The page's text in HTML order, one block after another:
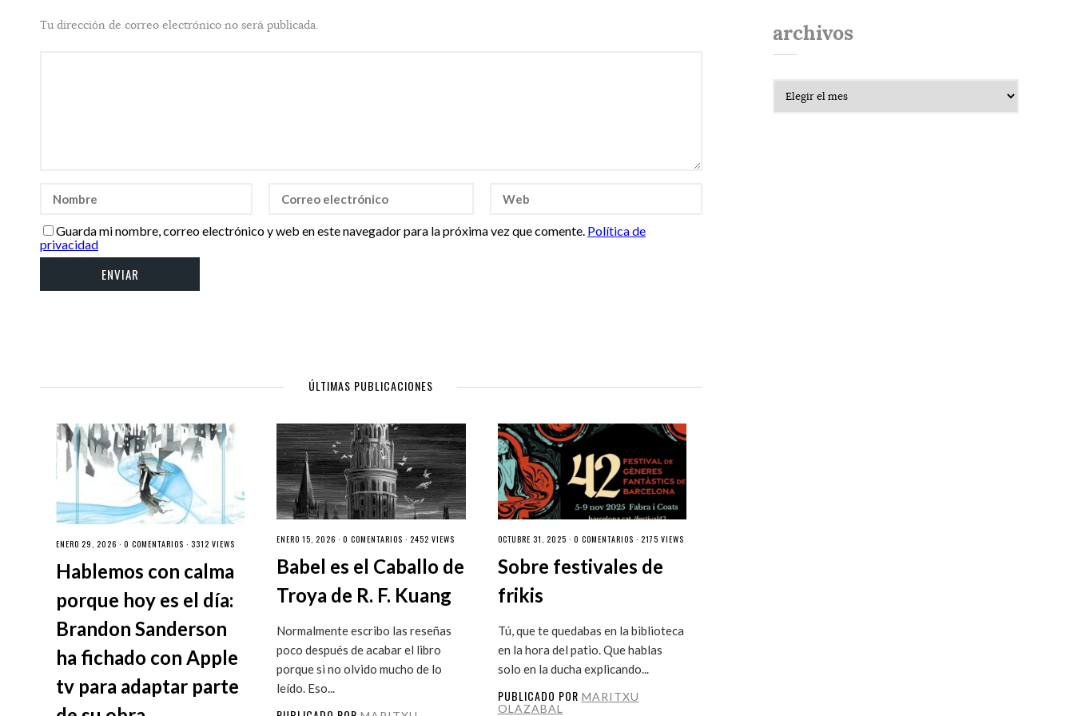
Tu dirección de correo electrónico no será publicada.
Guarda mi nombre, correo electrónico y web en este navegador para la próxima vez que comente. Política de
privacidad
ÚLTIMAS PUBLICACIONES
ENERO 29, 2026 · 0 COMENTARIOS · 3312 VIEWS
Hablemos con calma
porque hoy es el día:
Brandon Sanderson
ha fichado con Apple
tv para adaptar parte
ENERO 15, 2026 ·0 COMENTARIOS · 2452 VIEWS
Babel es el Caballo de
Troya de R. F. Kuang
Normalmente escribo las reseñas
poco después de acabar el libro
porque si no olvido mucho de lo
leído. Eso...
OCTUBRE 31, 2025 · 0 COMENTARIOS · 2175 VIEWS
Sobre festivales de
frikis
Tú, que te quedabas en la biblioteca
en la hora del patio. Que hablas
solo en la ducha explicando...
PUBLICADO POR MARITXU
OLAZABAL
archivos